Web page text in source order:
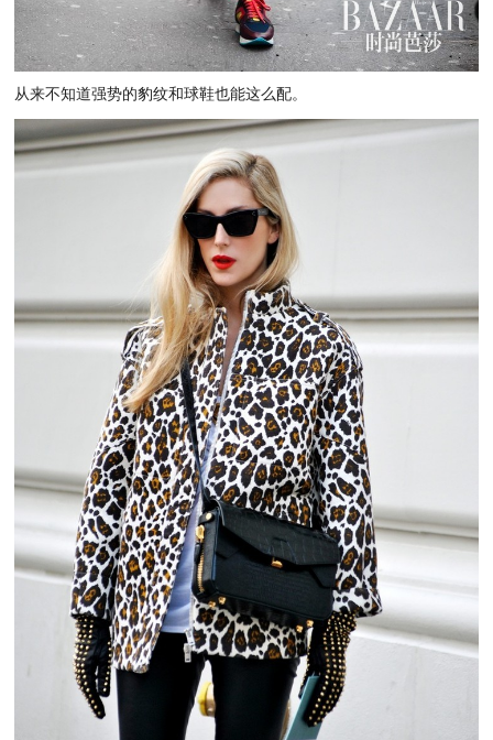
从来不知道强势的豹纹和球鞋也能这么配。